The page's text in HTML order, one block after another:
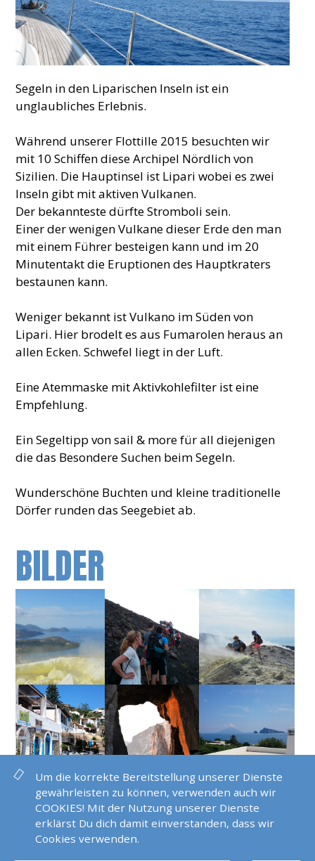
Segeln in den Liparischen Inseln ist ein
unglaubliches Erlebnis.
Während unserer Flottille 2015 besuchten wir
mit 10 Schiffen diese Archipel Nördlich von
Sizilien. Die Hauptinsel ist Lipari wobei es zwei
Inseln gibt mit aktiven Vulkanen.
Der bekannteste dürfte Stromboli sein.
Einer der wenigen Vulkane dieser Erde den man
mit einem Führer besteigen kann und im 20
Minutentakt die Eruptionen des Hauptkraters
bestaunen kann.
Weniger bekannt ist Vulkano im Süden von
Lipari. Hier brodelt es aus Fumarolen heraus an
allen Ecken. Schwefel liegt in der Luft.
Eine Atemmaske mit Aktivkohlefilter ist eine
Empfehlung.
Ein Segeltipp von sail & more für all diejenigen
die das Besondere Suchen beim Segeln.
Wunderschöne Buchten und kleine traditionelle
Dörfer runden das Seegebiet ab.
BILDER
Um die korrekte Bereitstellung unserer Dienste
gewährleisten zu können, verwenden auch wir
COOKIES! Mit der Nutzung unserer Dienste
erklärst Du dich damit einverstanden, dass wir
Cookies verwenden.